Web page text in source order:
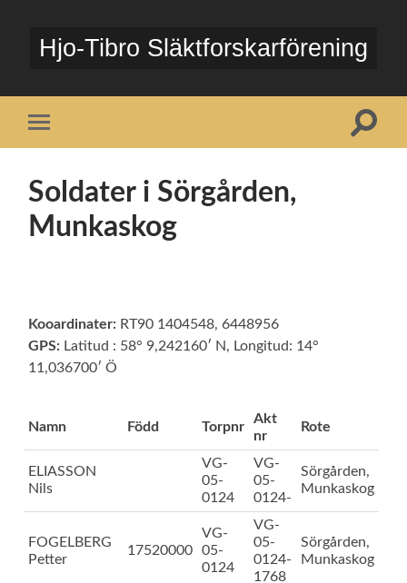
Hjo-Tibro Släktforskarförening
på/av
Slå
Soldater i Sörgården,
Munkaskog
Kooardinater: RT90 1404548, 6448956
GPS: Latitud : 58° 9,242160′ N, Longitud: 14°
11,036700′ Ö
Namn Född Torpnr
Akt
nr
Rote
ELIASSON
Nils
VG-
05-
0124
VG-
05-
0124-
Sörgården,
Munkaskog
FOGELBERG
Petter
17520000
VG-
05-
0124
VG-
05-
0124-
1768
Sörgården,
Munkaskog